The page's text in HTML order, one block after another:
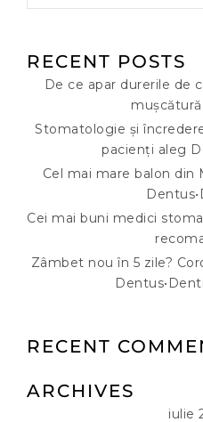
RECENT POSTS
De ce apar durerile de
Stomatologie și
pacienți aleg
Cel mai mare balon din
Cei mai buni medici
Zâmbet nou în 5 zile?
RECENT
ARCHIVES
iulie